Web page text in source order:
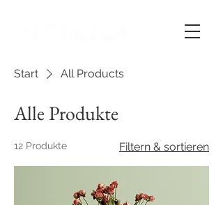
Start All Products
Alle Produkte
12 Produkte Filtern & sortieren